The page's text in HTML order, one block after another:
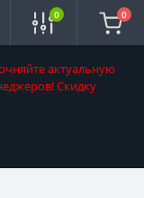
актуальную
Скидку
0 0